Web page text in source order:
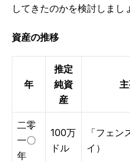
してきたのかを検討しまし
資産の推移
年
推定
純資
産
二零
一〇
年
100万
ドル
「フェ
イ）